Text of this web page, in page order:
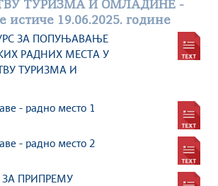
ТУРИЗМА И ОМЛАДИНЕ -
истиче 19.06.2025. године
ЗА ПОПУЊАВАЊЕ
РАДНИХ МЕСТА У
ТУРИЗМА И
- радно место 1
- радно место 2
ЗА ПРИПРЕМУ